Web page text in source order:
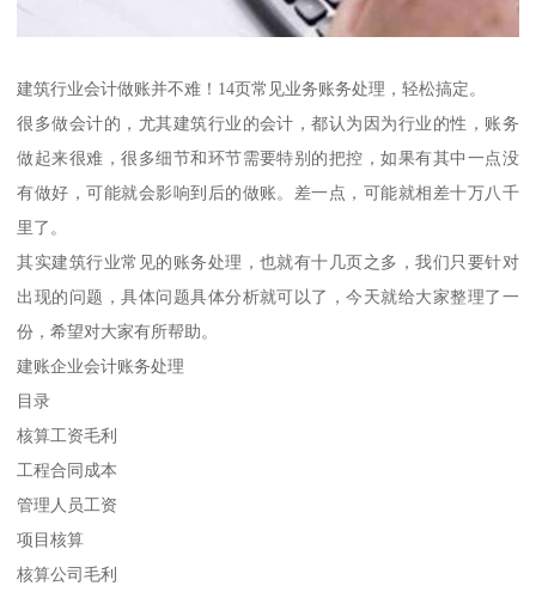
建筑行业会计做账并不难！14页常见业务账务处理，轻松搞定。
很多做会计的，尤其建筑行业的会计，都认为因为行业的性，账务
做起来很难，很多细节和环节需要特别的把控，如果有其中一点没
有做好，可能就会影响到后的做账。差一点，可能就相差十万八千
里了。
其实建筑行业常见的账务处理，也就有十几页之多，我们只要针对
出现的问题，具体问题具体分析就可以了，今天就给大家整理了一
份，希望对大家有所帮助。
建账企业会计账务处理
目录
核算工资毛利
工程合同成本
管理人员工资
项目核算
核算公司毛利